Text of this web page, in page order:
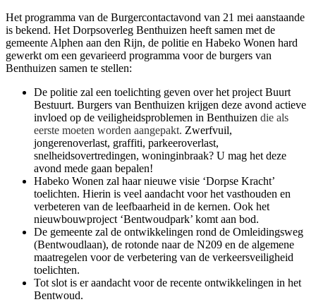
Het programma van de Burgercontactavond van 21 mei aanstaande
is bekend. Het Dorpsoverleg Benthuizen heeft samen met de
gemeente Alphen aan den Rijn, de politie en Habeko Wonen hard
gewerkt om een gevarieerd programma voor de burgers van
Benthuizen samen te stellen:
De politie zal een toelichting geven over het project Buurt
Bestuurt. Burgers van Benthuizen krijgen deze avond actieve
invloed op de veiligheidsproblemen in Benthuizen die als
eerste moeten worden aangepakt. Zwerfvuil,
jongerenoverlast, graffiti, parkeeroverlast,
snelheidsovertredingen, woninginbraak? U mag het deze
avond mede gaan bepalen!
Habeko Wonen zal haar nieuwe visie ‘Dorpse Kracht’
toelichten. Hierin is veel aandacht voor het vasthouden en
verbeteren van de leefbaarheid in de kernen. Ook het
nieuwbouwproject ‘Bentwoudpark’ komt aan bod.
De gemeente zal de ontwikkelingen rond de Omleidingsweg
(Bentwoudlaan), de rotonde naar de N209 en de algemene
maatregelen voor de verbetering van de verkeersveiligheid
toelichten.
Tot slot is er aandacht voor de recente ontwikkelingen in het
Bentwoud.